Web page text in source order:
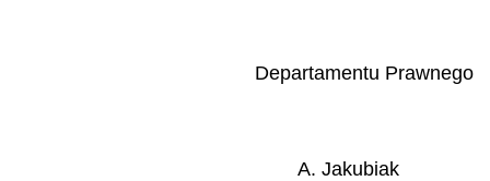
Departamentu Prawnego
A. Jakubiak